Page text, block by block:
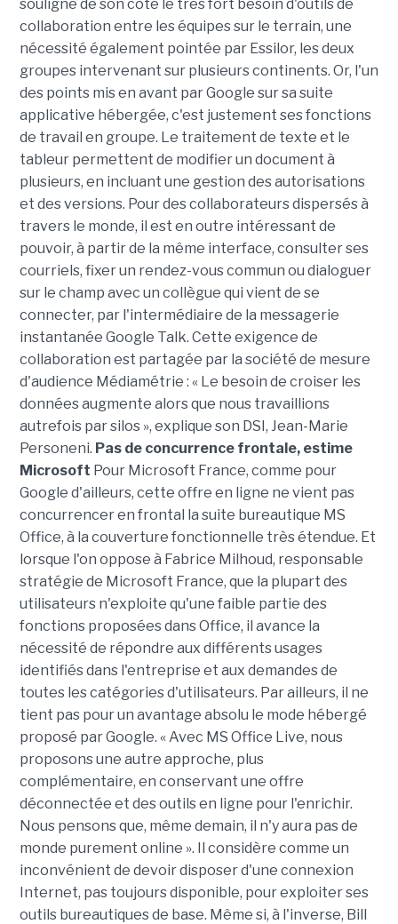
souligne de son côté le très fort besoin d'outils de
collaboration entre les équipes sur le terrain, une
nécessité également pointée par Essilor, les deux
groupes intervenant sur plusieurs continents. Or, l'un
des points mis en avant par Google sur sa suite
applicative hébergée, c'est justement ses fonctions
de travail en groupe. Le traitement de texte et le
tableur permettent de modifier un document à
plusieurs, en incluant une gestion des autorisations
et des versions. Pour des collaborateurs dispersés à
travers le monde, il est en outre intéressant de
pouvoir, à partir de la même interface, consulter ses
courriels, fixer un rendez-vous commun ou dialoguer
sur le champ avec un collègue qui vient de se
connecter, par l'intermédiaire de la messagerie
instantanée Google Talk. Cette exigence de
collaboration est partagée par la société de mesure
d'audience Médiamétrie : « Le besoin de croiser les
données augmente alors que nous travaillions
autrefois par silos », explique son DSI, Jean-Marie
Personeni. Pas de concurrence frontale, estime
Microsoft Pour Microsoft France, comme pour
Google d'ailleurs, cette offre en ligne ne vient pas
concurrencer en frontal la suite bureautique MS
Office, à la couverture fonctionnelle très étendue. Et
lorsque l'on oppose à Fabrice Milhoud, responsable
stratégie de Microsoft France, que la plupart des
utilisateurs n'exploite qu'une faible partie des
fonctions proposées dans Office, il avance la
nécessité de répondre aux différents usages
identifiés dans l'entreprise et aux demandes de
toutes les catégories d'utilisateurs. Par ailleurs, il ne
tient pas pour un avantage absolu le mode hébergé
proposé par Google. « Avec MS Office Live, nous
proposons une autre approche, plus
complémentaire, en conservant une offre
déconnectée et des outils en ligne pour l'enrichir.
Nous pensons que, même demain, il n'y aura pas de
monde purement online ». Il considère comme un
inconvénient de devoir disposer d'une connexion
Internet, pas toujours disponible, pour exploiter ses
outils bureautiques de base. Même si, à l'inverse, Bill